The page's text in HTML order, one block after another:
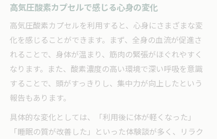
高気圧酸素カプセルで感じる心身の変化
高気圧酸素カプセルを利用すると、心身にさまざまな変
化を感じることができます。まず、全身の血流が促進さ
れることで、身体が温まり、筋肉の緊張がほぐれやすく
なります。また、酸素濃度の高い環境で深い呼吸を意識
することで、頭がすっきりし、集中力が向上したという
報告もあります。
具体的な変化としては、「利用後に体が軽くなった」
「睡眠の質が改善した」といった体験談が多く、リラク